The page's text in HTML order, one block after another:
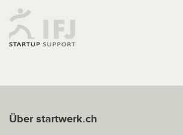
Über startwerk.ch